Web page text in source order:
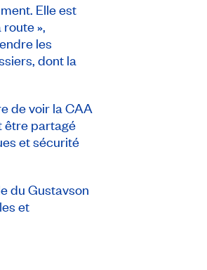
Elle est
»,
les
dont la
de voir la CAA
être partagé
et sécurité
du Gustavson
et